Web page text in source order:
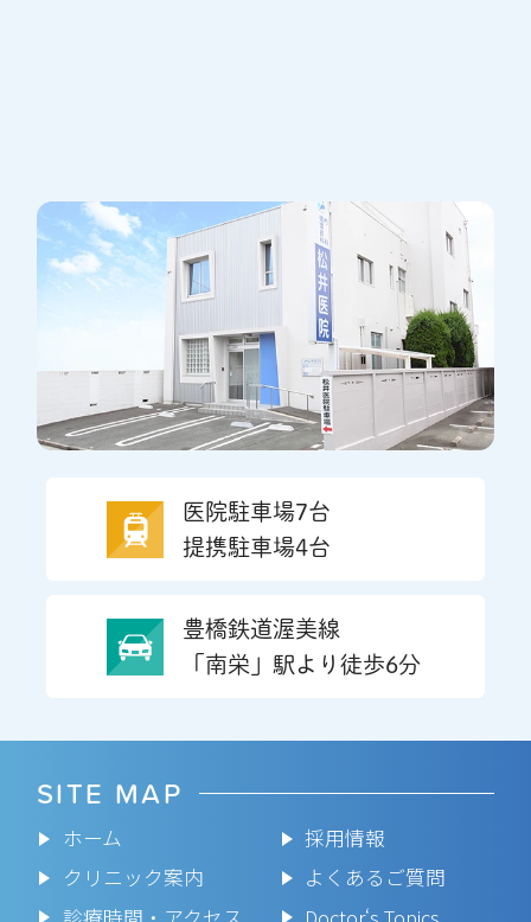
医院駐車場7台
提携駐車場4台
豊橋鉄道渥美線
「南栄」駅より徒歩6分
SITE MAP
ホーム
採用情報
クリニック案内
よくあるご質問